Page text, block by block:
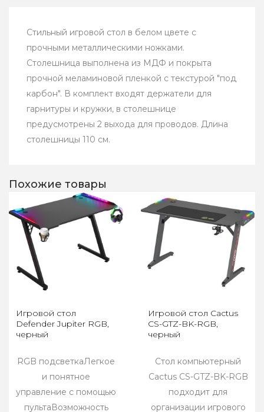
Стильный игровой стол в белом цвете с
прочными металлическими ножками.
Столешница выполнена из МДФ и покрыта
прочной меламиновой пленкой с текстурой "под
карбон". В комплект входят держатели для
гарнитуры и кружки, в столешнице
предусмотрены 2 выхода для проводов. Длина
столешницы 110 см.
Похожие товары
Игровой стол
Defender Jupiter RGB,
черный
RGB подсветкаЛегкое
и понятное
управление с помощью
пультаВозможность
Игровой стол Cactus
CS-GTZ-BK-RGB,
черный
Стол компьютерный
Cactus CS-GTZ-BK-RGB
подходит для
организации игрового